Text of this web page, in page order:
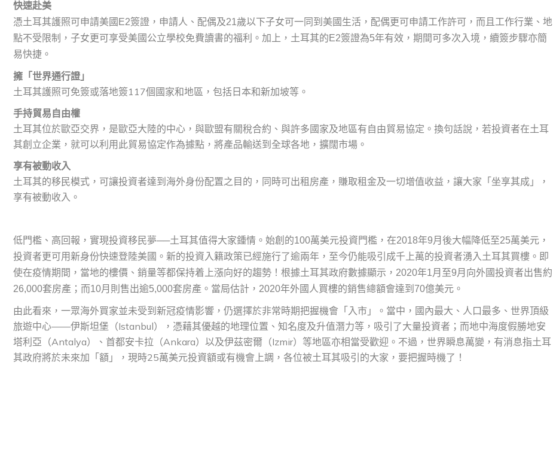
快速赴美
憑土耳其護照可申請美國E2簽證，申請人、配偶及21歲以下子女可一同到美國生活，配偶更可申請工作許可，而且工作行業、地
點不受限制，子女更可享受美國公立學校免費讀書的福利。加上，土耳其的E2簽證為5年有效，期間可多次入境，續簽步驟亦簡
易快捷。
擁「世界通行證 」
土耳其護照可免簽或落地簽117個國家和地區，包括日本和新加坡等。
手持貿易自由權
土耳其位於歐亞交界，是歐亞大陸的中心，與歐盟有關稅合約、與許多國家及地區有自由貿易協定。換句話說，若投資者在土耳
其創立企業，就可以利用此貿易協定作為據點，將產品輸送到全球各地，擴闊市場。
享有被動收入
土耳其的移民模式，可讓投資者達到海外身份配置之目的，同時可出租房產，賺取租金及一切增值收益，讓大家「坐享其成」，
享有被動收入。
低門檻、高回報，實現投資移民夢──土耳其值得大家鍾情。 始創的100萬美元投資門檻，在2018年9月後大幅降低至25萬美元，
投資者更可用新身份快速登陸美國。 新的投資入籍政策已經施行了逾兩年，至今仍能吸引成千上萬的投資者湧入土耳其買樓。即
使在疫情期間，當地的樓價、銷量等都保持着上漲向好的趨勢！根據土耳其政府數據顯示，2020年1月至9月向外國投資者出售約
26,000套房產；而10月則售出逾5,000套房產。當局估計，2020年外國人買樓的銷售總額會達到70億美元。
由此看來，一眾海外買家並未受到新冠疫情影響，仍選擇於非常時期把握機會「入市」。當中，國內最大、人口最多、世界頂級
旅遊中心——伊斯坦堡（Istanbul），憑藉其優越的地理位置、知名度及升值潛力等，吸引了大量投資者；而地中海度假勝地安
塔利亞（Antalya）、首都安卡拉（Ankara）以及伊茲密爾（Izmir）等地區亦相當受歡迎。不過，世界瞬息萬變，有消息指土耳
其政府將於未來加「額」，現時25萬美元投資額或有機會上調，各位被土耳其吸引的大家，要把握時機了！